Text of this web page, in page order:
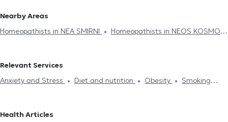
Nearby Areas
Homeopathists in NEA SMIRNI
Homeopathists in NEOS KOSMOS
AMPELOKIPOI
Homeopathists in NEO PSYCHIKO
Homeopathists in PETROUPOLI
Homeopathists in CHALANDRI
Relevant Services
Anxiety and Stress
Diet and nutrition Obesity
Smoking
Health Articles